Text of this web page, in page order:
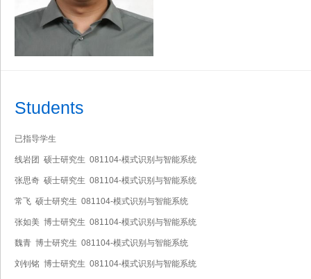
Students
已指导学生
线岩团 硕士研究生 081104-模式识别与智能系统
张思奇 硕士研究生 081104-模式识别与智能系统
常飞 硕士研究生 081104-模式识别与智能系统
张如美 博士研究生 081104-模式识别与智能系统
魏青 博士研究生 081104-模式识别与智能系统
刘钊铭 博士研究生 081104-模式识别与智能系统